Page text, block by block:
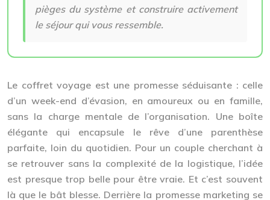
pièges du système et construire activement
le séjour qui vous ressemble.
Le coffret voyage est une promesse séduisante : celle
d’un week-end d’évasion, en amoureux ou en famille,
sans la charge mentale de l’organisation. Une boîte
élégante qui encapsule le rêve d’une parenthèse
parfaite, loin du quotidien. Pour un couple cherchant à
se retrouver sans la complexité de la logistique, l’idée
est presque trop belle pour être vraie. Et c’est souvent
là que le bât blesse. Derrière la promesse marketing se